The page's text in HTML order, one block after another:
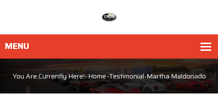
You Are Currently Here!-Home-Testimonial-Martha Maldonado